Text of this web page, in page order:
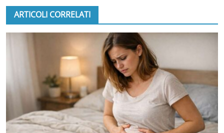
ARTICOLI CORRELATI